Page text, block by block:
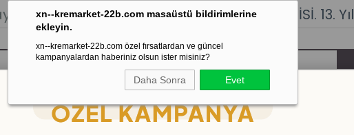
xn--kremarket-22b.com masaüstü bildirimlerine
ekleyin.
xn--kremarket-22b.com özel fırsatlardan ve güncel
kampanyalardan haberiniz olsun ister misiniz?
Daha Sonra Evet
Stoktan Gönderim.% 100İADEGARANTİSİ. 13. Yıl
Kaydırak Salıncak Tahterevalli Çok Satanlar